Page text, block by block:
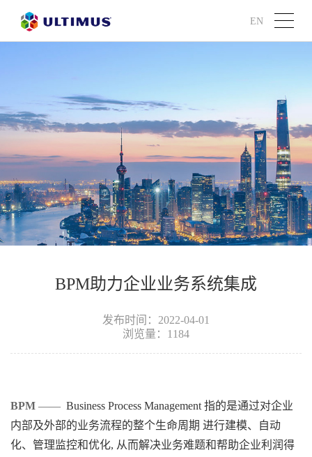
EN
BPM助力企业业务系统集成
发布时间：2022-04-01
浏览量：1184
BPM —— Business Process Management 指的是通过对企业
内部及外部的业务流程的整个生命周期 进行建模、自动
化、管理监控和优化, 从而解决业务难题和帮助企业利润得